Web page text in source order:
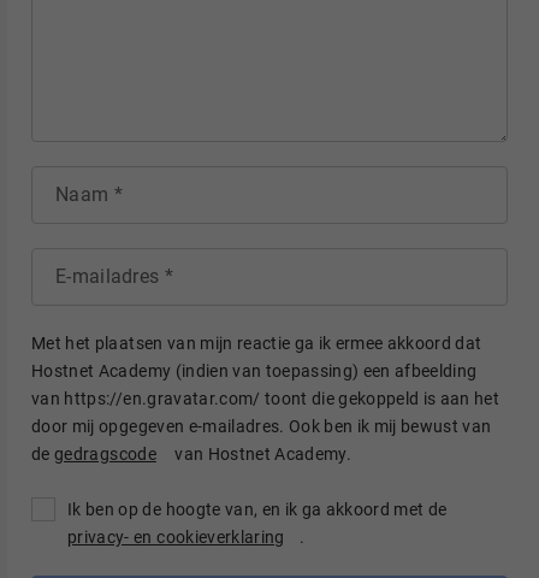
Naam
E-mailadres
Met het plaatsen van mijn reactie ga ik ermee akkoord dat
Hostnet Academy (indien van toepassing) een afbeelding
van https://en.gravatar.com/ toont die gekoppeld is aan het
door mij opgegeven e-mailadres. Ook ben ik mij bewust van
degedragscode van Hostnet Academy.
Ik ben op de hoogte van, en ik ga akkoord met de
privacy- en cookieverklaring
.